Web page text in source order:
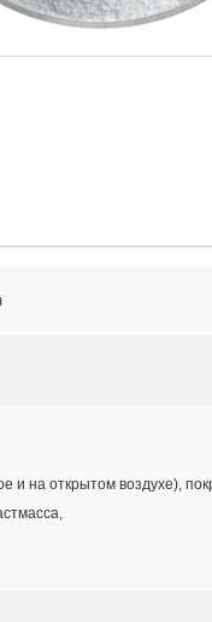
и на открытом воздухе),